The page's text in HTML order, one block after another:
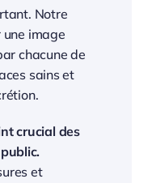
Notre
image
chacune de
sains et
crucial des
et